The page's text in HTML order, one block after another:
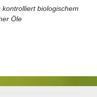
biologischem
Öle